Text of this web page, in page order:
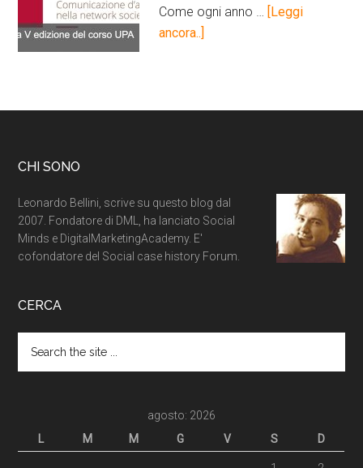
Come ogni anno … [Leggi
ancora..]
CHI SONO
Leonardo Bellini, scrive su questo blog dal
2007. Fondatore di DML, ha lanciato Social
Minds e DigitalMarketingAcademy. E'
cofondatore del Social case history Forum.
CERCA
agosto: 2026
L
M M G V S D